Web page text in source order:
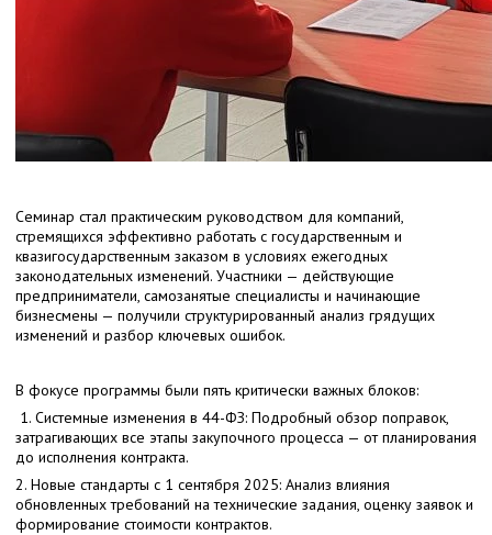
Семинар стал практическим руководством для компаний,
стремящихся эффективно работать с государственным и
квазигосударственным заказом в условиях ежегодных
законодательных изменений. Участники — действующие
предприниматели, самозанятые специалисты и начинающие
бизнесмены — получили структурированный анализ грядущих
изменений и разбор ключевых ошибок.
В фокусе программы были пять критически важных блоков:
1. Системные изменения в 44-ФЗ: Подробный обзор поправок,
затрагивающих все этапы закупочного процесса — от планирования
до исполнения контракта.
2. Новые стандарты с 1 сентября 2025: Анализ влияния
обновленных требований на технические задания, оценку заявок и
формирование стоимости контрактов.